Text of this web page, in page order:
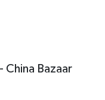
China Bazaar